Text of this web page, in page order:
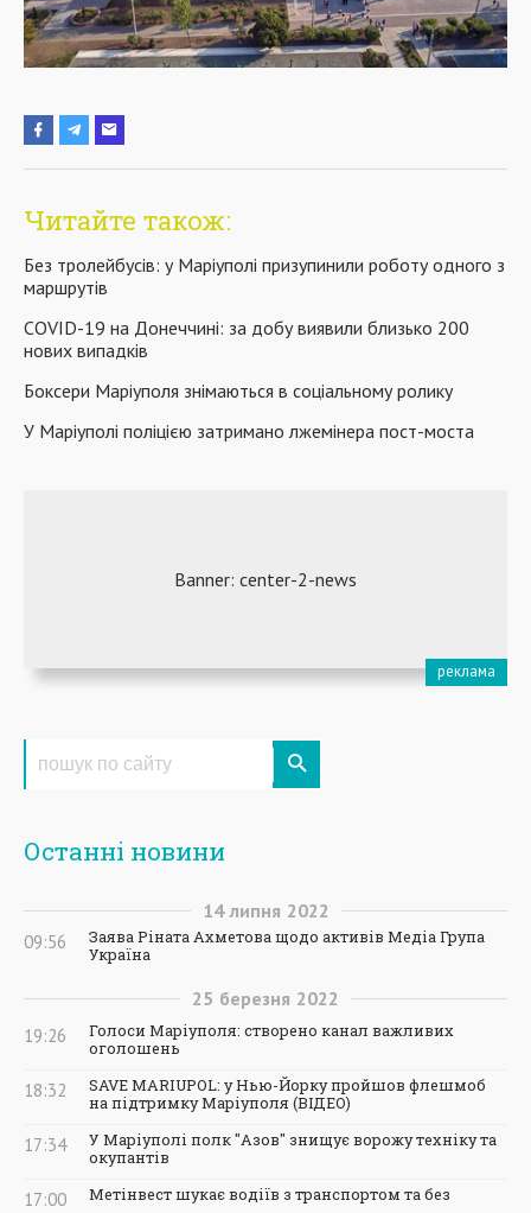
Читайте також:
Без тролейбусів: у Маріуполі призупинили роботу одного з
маршрутів
COVID-19 на Донеччині: за добу виявили близько 200
нових випадків
Боксери Маріуполя знімаються в соціальному ролику
У Маріуполі поліцією затримано лжемінера пост-моста
Останні новини
14 липня 2022
09:56
Заява Ріната Ахметова щодо активів Медіа Група
Україна
25 березня 2022
19:26
Голоси Маріуполя: створено канал важливих
оголошень
18:32
SAVE MARIUPOL: у Нью-Йорку пройшов флешмоб
на підтримку Маріуполя (ВІДЕО)
17:34
У Маріуполі полк "Азов" знищує ворожу техніку та
окупантів
17:00 Метінвест шукає водіїв з транспортом та без